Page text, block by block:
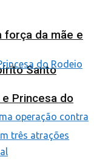
força da mãe e
Santo
e Princesa do